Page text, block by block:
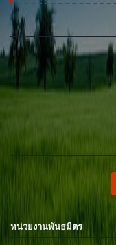
หน่วยงานพันธมิตร